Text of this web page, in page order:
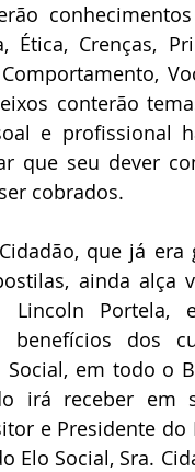
Ética, Crenças,
conterão
e profissional
que seu dever
cobrados.
que já
ainda
Lincoln Portela,
benefícios dos
Social, em todo o
irá receber em
e Presidente do
Elo Social, Sra.